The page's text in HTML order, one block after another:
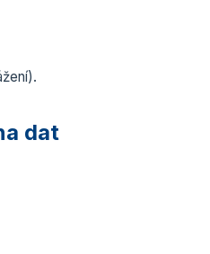
dat